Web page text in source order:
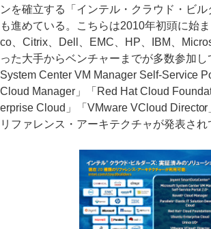
ンを確立する「インテル・クラウド・ビル
も進めている。こちらは2010年初頭に始
co、Citrix、Dell、EMC、HP、IBM、
った大手からベンチャーまでが多数参加
System Center VM Manager Self-Service
Cloud Manager」「Red Hat Cloud
erprise Cloud」「VMware VCloud
リファレンス・アーキテクチャが発表され